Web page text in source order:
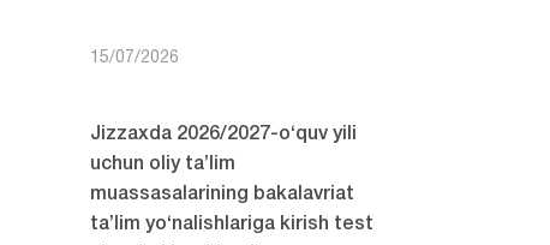
15/07/2026
Jizzaxda 2026/2027-o‘quv yili
uchun oliy ta’lim
muassasalarining bakalavriat
ta’lim yo‘nalishlariga kirish test